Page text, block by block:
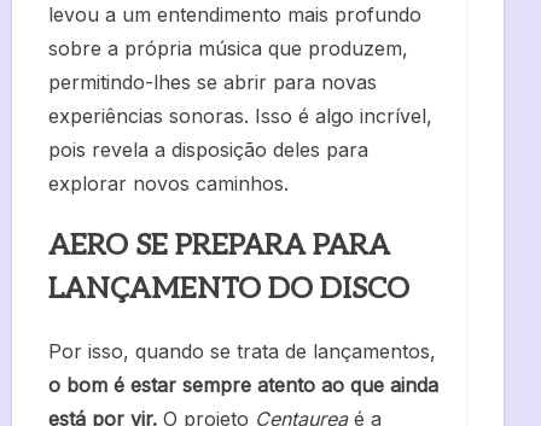
levou a um entendimento mais profundo
sobre a própria música que produzem,
permitindo-lhes se abrir para novas
experiências sonoras. Isso é algo incrível,
pois revela a disposição deles para
explorar novos caminhos.
AERO SE PREPARA PARA
LANÇAMENTO DO DISCO
Por isso, quando se trata de lançamentos,
o bom é estar sempre atento ao que ainda
está por vir. O projeto Centaureaé a